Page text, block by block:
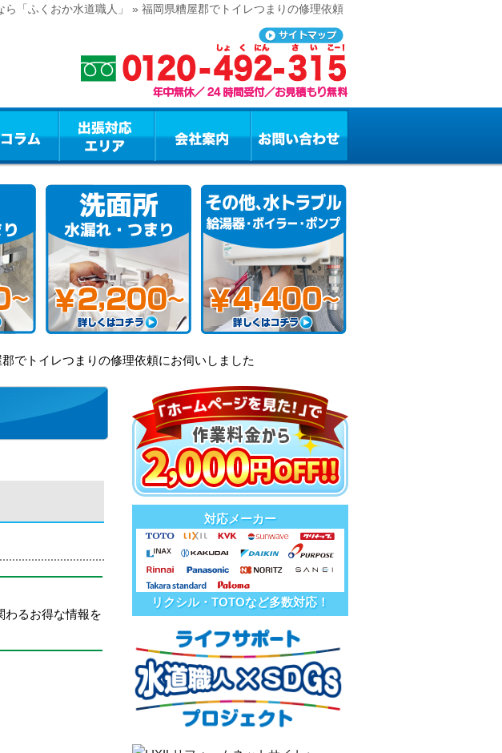
「ふくおか水道職人」 » 福岡県糟屋郡でトイレつまりの修理依頼
でトイレつまりの修理依頼にお伺いしました
わるお得な情報を
対応メーカー
リクシル・TOTOなど多数対応！